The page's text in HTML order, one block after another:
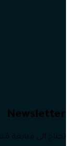
Newsletter
تحتاج الى متابعة